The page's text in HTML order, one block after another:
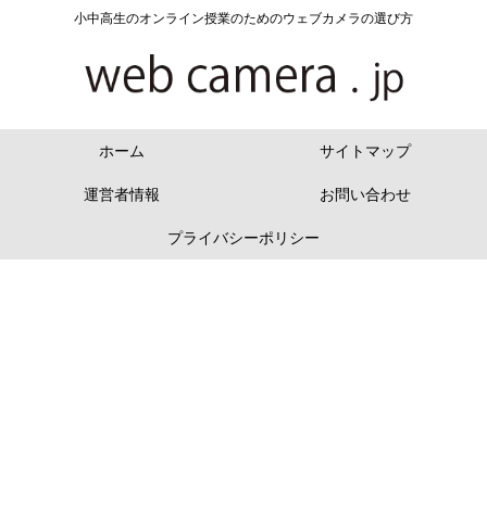
小中高生のオンライン授業のためのウェブカメラの選び方
ホーム サイトマップ
運営者情報 お問い合わせ
プライバシーポリシー